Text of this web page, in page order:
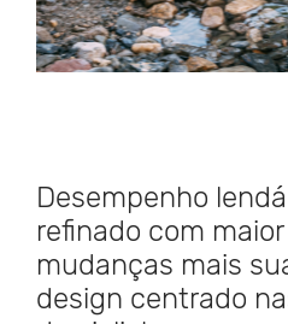
Desempenho
refinado com
mudanças mais
design centrado